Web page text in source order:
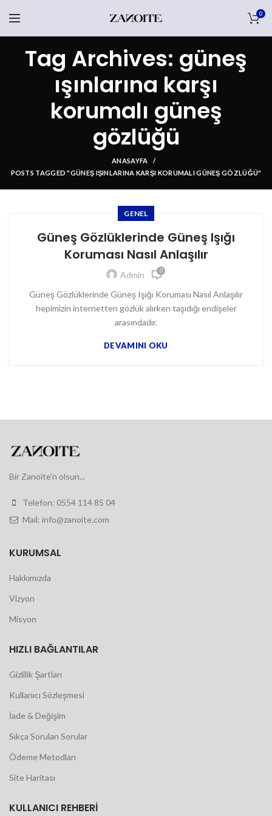
0
Tag Archives: güneş
ışınlarına karşı
korumalı güneş
gözlüğü
ANASAYFA
POSTS TAGGED "GÜNEŞ IŞINLARINA KARŞI KORUMALI GÜNEŞ GÖZLÜĞÜ"
GENEL
Güneş Gözlüklerinde Güneş Işığı
Koruması Nasıl Anlaşılır
Admin 0
Güneş Gözlüklerinde Güneş Işığı Koruması Nasıl Anlaşılır
hepimizin internetten gözlük alırken taşıdığı endişeler
arasındadır.
DEVAMINI OKU
Bir Zanoite'n olsun...
Telefon: 0554 114 85 04
Mail: info@zanoite.com
KURUMSAL
Hakkımızda
Vizyon
Misyon
HIZLI BAĞLANTILAR
Gizlilik Şartları
Kullanıcı Sözleşmesi
İade & Değişim
Sıkça Sorulan Sorular
Ödeme Metodları
Site Haritası
KULLANICI REHBERI